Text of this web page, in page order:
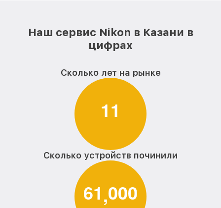
Наш сервис Nikon в Казани в
цифрах
Сколько лет на рынке
11
Сколько устройств починили
61,000